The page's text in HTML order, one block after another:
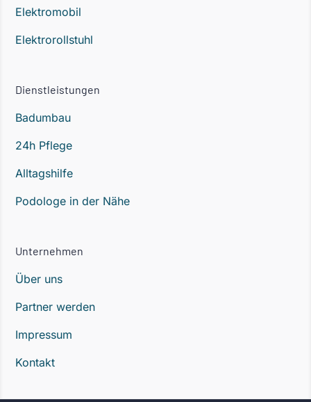
Elektromobil
Elektrorollstuhl
Dienstleistungen
Badumbau
24h Pflege
Alltagshilfe
Podologe in der Nähe
Unternehmen
Über uns
Partner werden
Impressum
Kontakt